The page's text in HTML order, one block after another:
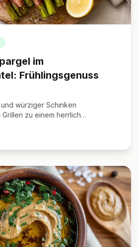
im
Frühlingsgenuss
würziger Schinken
zu einem herrlich